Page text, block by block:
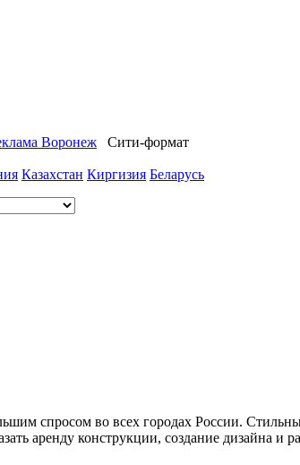
Воронеж
Сити-формат
Казахстан Киргизия Беларусь
спросом во всех городах России.
аренду конструкции, создание дизайна